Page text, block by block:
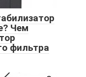
Чем
фильтра